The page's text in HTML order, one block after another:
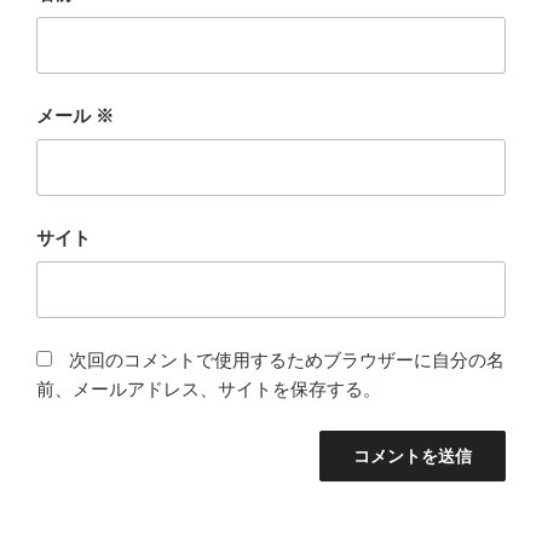
メール ※
サイト
次回のコメントで使用するためブラウザーに自分の名
前、メールアドレス、サイトを保存する。